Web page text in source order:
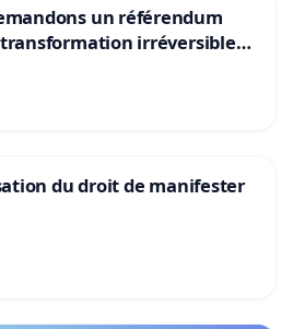
un référendum
irréversible
du droit de manifester